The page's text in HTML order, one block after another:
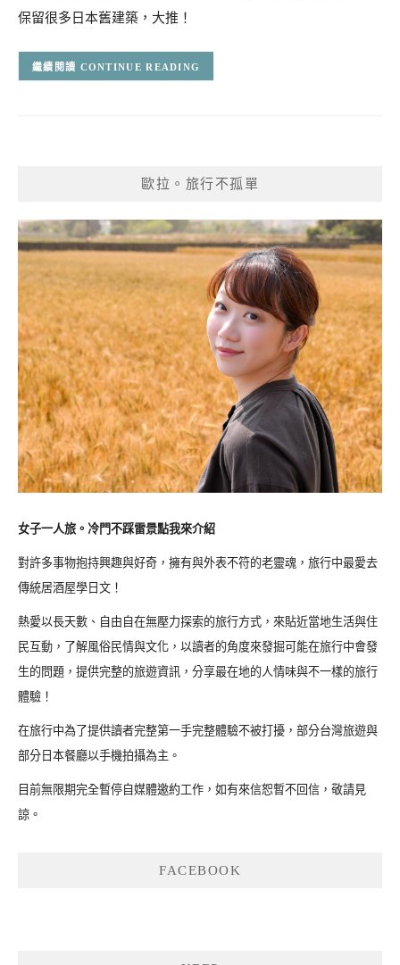
保留很多日本舊建築，大推！
CONTINUE READING
歐拉。旅行不孤單
女子一人旅。冷門不踩雷景點我來介紹
對許多事物抱持興趣與好奇，擁有與外表不符的老靈魂，旅行中最愛去
傳統居酒屋學日文！
熱愛以長天數、自由自在無壓力探索的旅行方式，來貼近當地生活與住
民互動，了解風俗民情與文化，以讀者的角度來發掘可能在旅行中會發
生的問題，提供完整的旅遊資訊，分享最在地的人情味與不一樣的旅行
體驗！
在旅行中為了提供讀者完整第一手完整體驗不被打擾，部分台灣旅遊與
部分日本餐廳以手機拍攝為主。
目前無限期完全暫停自媒體邀約工作，如有來信恕暫不回信，敬請見
諒。
FACEBOOK